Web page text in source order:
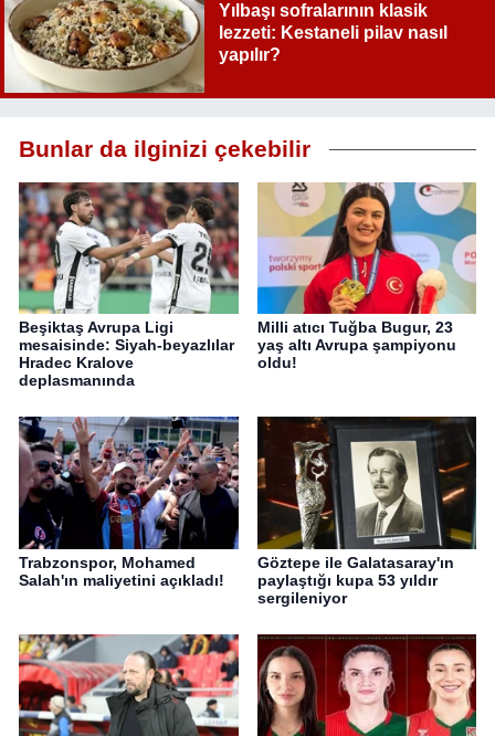
Yılbaşı sofralarının klasik
lezzeti: Kestaneli pilav nasıl
yapılır?
Bunlar da ilginizi çekebilir
Beşiktaş Avrupa Ligi
mesaisinde: Siyah-beyazlılar
Hradec Kralove
deplasmanında
Milli atıcı Tuğba Bugur, 23
yaş altı Avrupa şampiyonu
oldu!
Trabzonspor, Mohamed
Salah'ın maliyetini açıkladı!
Göztepe ile Galatasaray'ın
paylaştığı kupa 53 yıldır
sergileniyor